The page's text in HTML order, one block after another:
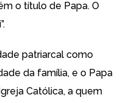
o título de Papa. O
patriarcal como
da família, e o Papa
Católica, a quem